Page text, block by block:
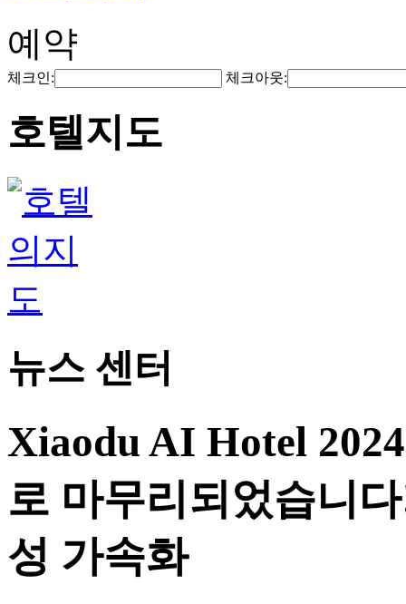
예약
체크인: 체크아웃:
호텔지도
뉴스 센터
Xiaodu AI Hotel
로 마무리되었습니
성 가속화